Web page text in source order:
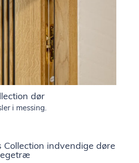
dør
i messing.
Collection indvendige døre